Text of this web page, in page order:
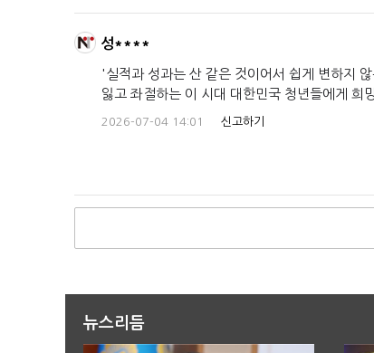
성****
'실적과 성과는 산 같은 것이어서 쉽게 변하지
잃고 좌절하는 이 시대 대한민국 청년들에게 희
2026-07-04 14:01 신고하기
뉴스리듬